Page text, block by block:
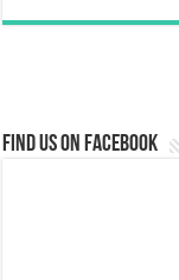
Find us on Facebook